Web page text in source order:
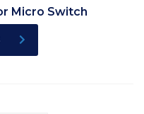
Micro Switch